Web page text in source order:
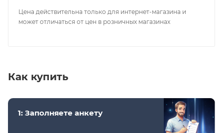
Цена действительна только для интернет-магазина и
может отличаться от цен в розничных магазинах
Как купить
1: Заполняете анкету